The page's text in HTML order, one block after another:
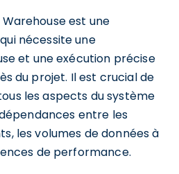
est une
nécessite une
et une exécution précise
du projet. Il est crucial de
les aspects du système
entre les
les volumes de données à
de performance.